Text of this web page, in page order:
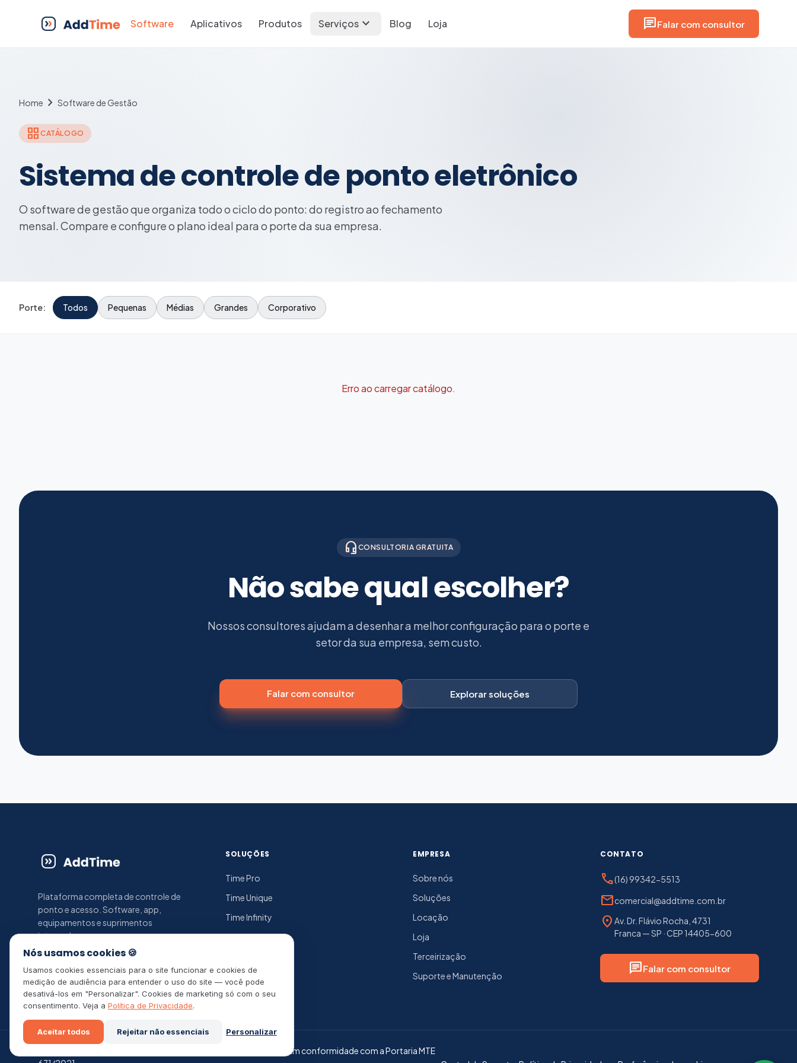
Software Aplicativos Produtos Serviços expand_more Blog Loja chatFalar com consultor
Home chevron_right Software de Gestão
grid_view CATÁLOGO
Sistema de controle de ponto eletrônico
O software de gestão que organiza todo o ciclo do ponto: do registro ao fechamento
mensal. Compare e configure o plano ideal para o porte da sua empresa.
Porte: Todos Pequenas Médias Grandes Corporativo
Erro ao carregar catálogo.
headset_mic CONSULTORIA GRATUITA
Não sabe qual escolher?
Nossos consultores ajudam a desenhar a melhor configuração para o porte e
setor da sua empresa, sem custo.
Falar com consultor Explorar soluções
Plataforma completa de controle de
ponto e acesso. Software, app,
equipamentos e suprimentos
integrados.
chat thumb_up work photo_camera
SOLUÇÕES
Time Pro
Time Unique
Time Infinity
Produtos
EMPRESA
Sobre nós
Soluções
Locação
Loja
Terceirização
Suporte e Manutenção
CONTATO
phone(16) 99342-5513
mailcomercial@addtime.com.br
location_on Av. Dr. Flávio Rocha, 4731
Franca — SP · CEP 14405-600
chatFalar com consultor
Add Time — Tecnologia em controle de ponto e acesso. Em conformidade com a Portaria MTE
Nós usamos cookies 🍪
Usamos cookies essenciais para o site funcionar e cookies de
medição de audiência para entender o uso do site — você pode
desativá-los em "Personalizar". Cookies de marketing só com o seu
consentimento. Veja a Política de Privacidade.
Aceitar todos Rejeitar não essenciais Personalizar